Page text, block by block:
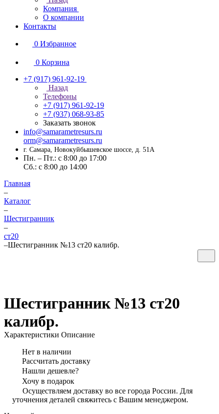
Компания
О компании
Контакты
0 Избранное
0 Корзина
+7 (917) 961-92-19
Назад
Телефоны
+7 (917) 961-92-19
+7 (937) 068-93-85
Заказать звонок
info@samarametresurs.ru
orm@samarametresurs.ru
г. Самара, Новокуйбышевское шоссе, д. 51А
Пн. – Пт.: с 8:00 до 17:00
Cб.: с 8:00 до 14:00
Главная
–
Каталог
–
Шестигранник
–
ст20
–Шестигранник №13 ст20 калибр.
Шестигранник №13 ст20
калибр.
Характеристики Описание
Нет в наличии
Рассчитать доставку
Нашли дешевле?
Хочу в подарок
Осуществляем доставку во все города России. Для
уточнения деталей свяжитесь с Вашим менеджером.